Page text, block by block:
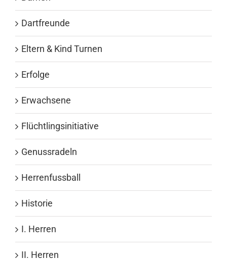
Dartfreunde
Eltern & Kind Turnen
Erfolge
Erwachsene
Flüchtlingsinitiative
Genussradeln
Herrenfussball
Historie
I. Herren
II. Herren